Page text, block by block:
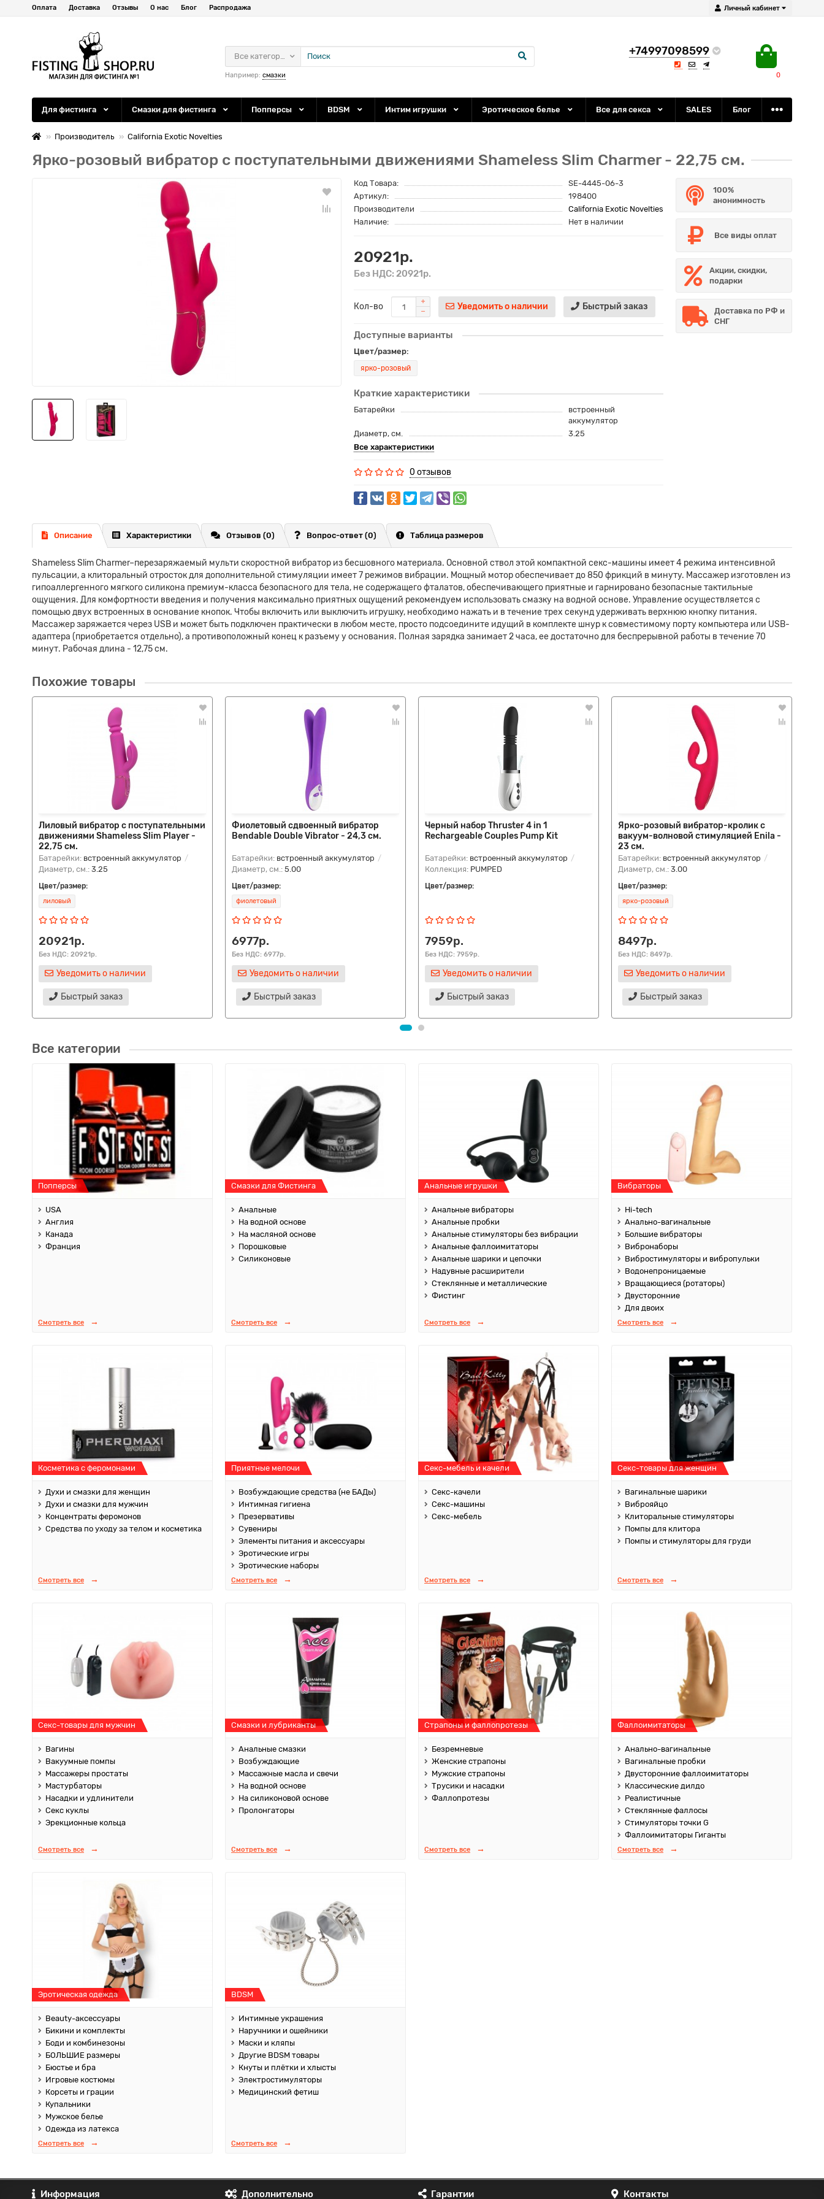
Личный кабинет
Оплата Доставка Отзывы О нас Блог Распродажа
+74997098599
0
Все категории
Например: смазки
Для фистинга Смазки для фистинга Попперсы BDSM Интим игрушки Эротическое белье Все для секса SALES Блог
Производитель California Exotic Novelties
Ярко-розовый вибратор с поступательными движениями Shameless Slim Charmer - 22,75 см.
Код Товара:
SE-4445-06-3
Артикул:
198400
Производители
California Exotic Novelties
Наличие:
Нет в наличии
20921р.
Без НДС: 20921р.
Кол-во Уведомить о наличии Быстрый заказ
Доступные варианты
Цвет/размер:
ярко-розовый
Краткие характеристики
Батарейки
встроенный
аккумулятор
Диаметр, см.
3.25
Все характеристики
0 отзывов
100%
анонимность
Все виды оплат
Акции, скидки,
подарки
Доставка по РФ и
СНГ
Описание Характеристики Отзывов (0) Вопрос-ответ (0) Таблица размеров
Shameless Slim Charmer–перезаряжаемый мульти скоростной вибратор из бесшовного материала. Основной ствол этой компактной секс-машины имеет 4 режима интенсивной
пульсации, а клиторальный отросток для дополнительной стимуляции имеет 7 режимов вибрации. Мощный мотор обеспечивает до 850 фрикций в минуту. Массажер изготовлен из
гипоаллергенного мягкого силикона премиум-класса безопасного для тела, не содержащего фталатов, обеспечивающего приятные и гарнировано безопасные тактильные
ощущения. Для комфортности введения и получения максимально приятных ощущений рекомендуем использовать смазку на водной основе. Управление осуществляется с
помощью двух встроенных в основание кнопок. Чтобы включить или выключить игрушку, необходимо нажать и в течение трех секунд удерживать верхнюю кнопку питания.
Массажер заряжается через USB и может быть подключен практически в любом месте, просто подсоедините идущий в комплекте шнур к совместимому порту компьютера или USB-
адаптера (приобретается отдельно), а противоположный конец к разъему у основания. Полная зарядка занимает 2 часа, ее достаточно для беспрерывной работы в течение 70
минут. Рабочая длина - 12,75 см.
Похожие товары
Лиловый вибратор с поступательными
движениями Shameless Slim Player -
22,75 см.
Батарейки: встроенный аккумулятор
Диаметр, см.: 3.25
Цвет/размер:
лиловый
20921р.
Без НДС: 20921р.
Уведомить о наличии
Быстрый заказ
Фиолетовый сдвоенный вибратор
Bendable Double Vibrator - 24,3 см.
Батарейки: встроенный аккумулятор
Диаметр, см.: 5.00
Цвет/размер:
фиолетовый
6977р.
Без НДС: 6977р.
Уведомить о наличии
Быстрый заказ
Черный набор Thruster 4 in 1
Rechargeable Couples Pump Kit
Батарейки: встроенный аккумулятор
Коллекция: PUMPED
Цвет/размер:
7959р.
Без НДС: 7959р.
Уведомить о наличии
Быстрый заказ
Ярко-розовый вибратор-кролик с
вакуум-волновой стимуляцией Enila -
23 см.
Батарейки: встроенный аккумулятор
Диаметр, см.: 3.00
Цвет/размер:
ярко-розовый
8497р.
Без НДС: 8497р.
Уведомить о наличии
Быстрый заказ
Все категории
Попперсы
USA
Англия
Канада
Франция
Смотреть все
Смазки для Фистинга
Анальные
На водной основе
На масляной основе
Порошковые
Силиконовые
Смотреть все
Анальные игрушки
Анальные вибраторы
Анальные пробки
Анальные стимуляторы без вибрации
Анальные фаллоимитаторы
Анальные шарики и цепочки
Надувные расширители
Стеклянные и металлические
Фистинг
Смотреть все
Вибраторы
Hi-tech
Анально-вагинальные
Большие вибраторы
Вибронаборы
Вибростимуляторы и вибропульки
Водонепроницаемые
Вращающиеся (ротаторы)
Двусторонние
Для двоих
Смотреть все
Косметика с феромонами
Духи и смазки для женщин
Духи и смазки для мужчин
Концентраты феромонов
Средства по уходу за телом и косметика
Смотреть все
Приятные мелочи
Возбуждающие средства (не БАДы)
Интимная гигиена
Презервативы
Сувениры
Элементы питания и аксессуары
Эротические игры
Эротические наборы
Смотреть все
Секс-мебель и качели
Секс-качели
Секс-машины
Секс-мебель
Смотреть все
Секс-товары для женщин
Вагинальные шарики
Виброяйцо
Клиторальные стимуляторы
Помпы для клитора
Помпы и стимуляторы для груди
Смотреть все
Секс-товары для мужчин
Вагины
Вакуумные помпы
Массажеры простаты
Мастурбаторы
Насадки и удлинители
Секс куклы
Эрекционные кольца
Смотреть все
Смазки и лубриканты
Анальные смазки
Возбуждающие
Массажные масла и свечи
На водной основе
На силиконовой основе
Пролонгаторы
Смотреть все
Страпоны и фаллопротезы
Безремневые
Женские страпоны
Мужские страпоны
Трусики и насадки
Фаллопротезы
Смотреть все
Фаллоимитаторы
Анально-вагинальные
Вагинальные пробки
Двусторонние фаллоимитаторы
Классические дилдо
Реалистичные
Стеклянные фаллосы
Стимуляторы точки G
Фаллоимитаторы Гиганты
Смотреть все
Эротическая одежда
Beauty-аксессуары
Бикини и комплекты
Боди и комбинезоны
БОЛЬШИЕ размеры
Бюстье и бра
Игровые костюмы
Корсеты и грации
Купальники
Мужское белье
Одежда из латекса
Смотреть все
BDSM
Интимные украшения
Наручники и ошейники
Маски и кляпы
Другие BDSM товары
Кнуты и плётки и хлысты
Электростимуляторы
Медицинский фетиш
Смотреть все
Информация Дополнительно Гарантии Контакты